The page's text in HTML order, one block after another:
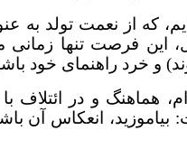
که از نعمت تولد
این فرصت تنها
و خرد راهنمای خود
هماهنگ و در ائتلاف
انعکاس آن